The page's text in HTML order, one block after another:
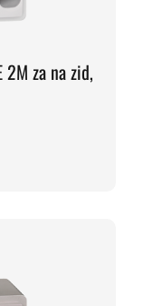
za na zid,